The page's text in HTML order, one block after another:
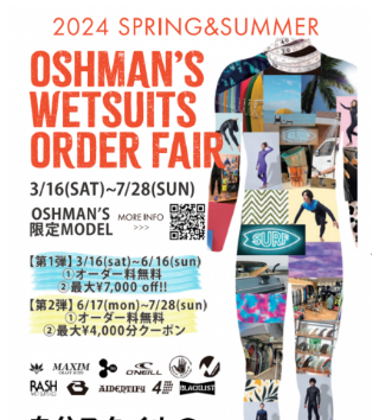
SancheZ
ゴン
米山予報士
wanda
予報士 hiro.
banpaku
Mr.K
chappy